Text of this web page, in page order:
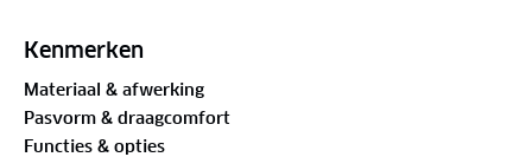
hem geschikt maakt als extra laagje tegen regen en
wind. Als je het koud hebt, kun je de jas combineren
Kenmerken
Materiaal & afwerking
Pasvorm & draagcomfort
Functies & opties